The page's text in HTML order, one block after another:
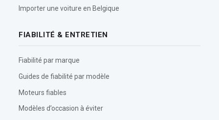
Importer une voiture en Belgique
FIABILITÉ & ENTRETIEN
Fiabilité par marque
Guides de fiabilité par modèle
Moteurs fiables
Modèles d’occasion à éviter